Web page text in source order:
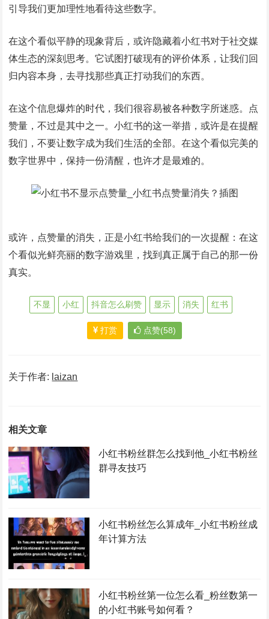
引导我们更加理性地看待这些数字。
在这个看似平静的现象背后，或许隐藏着小红书对于社交媒
体生态的深刻思考。它试图打破现有的评价体系，让我们回
归内容本身，去寻找那些真正打动我们的东西。
在这个信息爆炸的时代，我们很容易被各种数字所迷惑。点
赞量，不过是其中之一。小红书的这一举措，或许是在提醒
我们，不要让数字成为我们生活的全部。在这个看似完美的
数字世界中，保持一份清醒，也许才是最难的。
或许，点赞量的消失，正是小红书给我们的一次提醒：在这
个看似光鲜亮丽的数字游戏里，找到真正属于自己的那一份
真实。
不显 小红 抖音怎么刷赞 显示 消失 红书
打赏 点赞(58)
关于作者: laizan
相关文章
小红书粉丝群怎么找到他_小红书粉丝
群寻友技巧
小红书粉丝怎么算成年_小红书粉丝成
年计算方法
小红书粉丝第一位怎么看_粉丝数第一
的小红书账号如何看？